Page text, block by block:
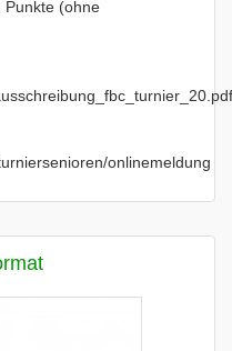
Punkte (ohne
onlinemeldung